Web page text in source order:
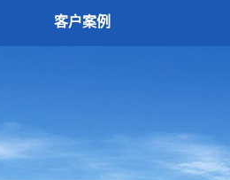
客户案例